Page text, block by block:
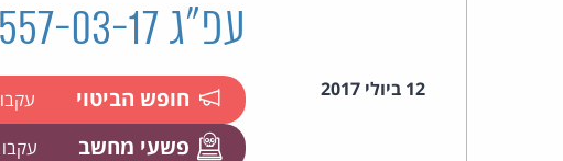
עפ"ג 35557-03-17 מדינת ישראל נ' זגארי
12 ביולי 2017 חופש הביטוי עקבו
פשעי מחשב עקבו